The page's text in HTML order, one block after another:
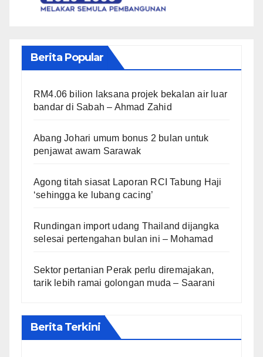
Berita Popular
RM4.06 bilion laksana projek bekalan air luar
bandar di Sabah – Ahmad Zahid
Abang Johari umum bonus 2 bulan untuk
penjawat awam Sarawak
Agong titah siasat Laporan RCI Tabung Haji
‘sehingga ke lubang cacing’
Rundingan import udang Thailand dijangka
selesai pertengahan bulan ini – Mohamad
Sektor pertanian Perak perlu diremajakan,
tarik lebih ramai golongan muda – Saarani
Berita Terkini